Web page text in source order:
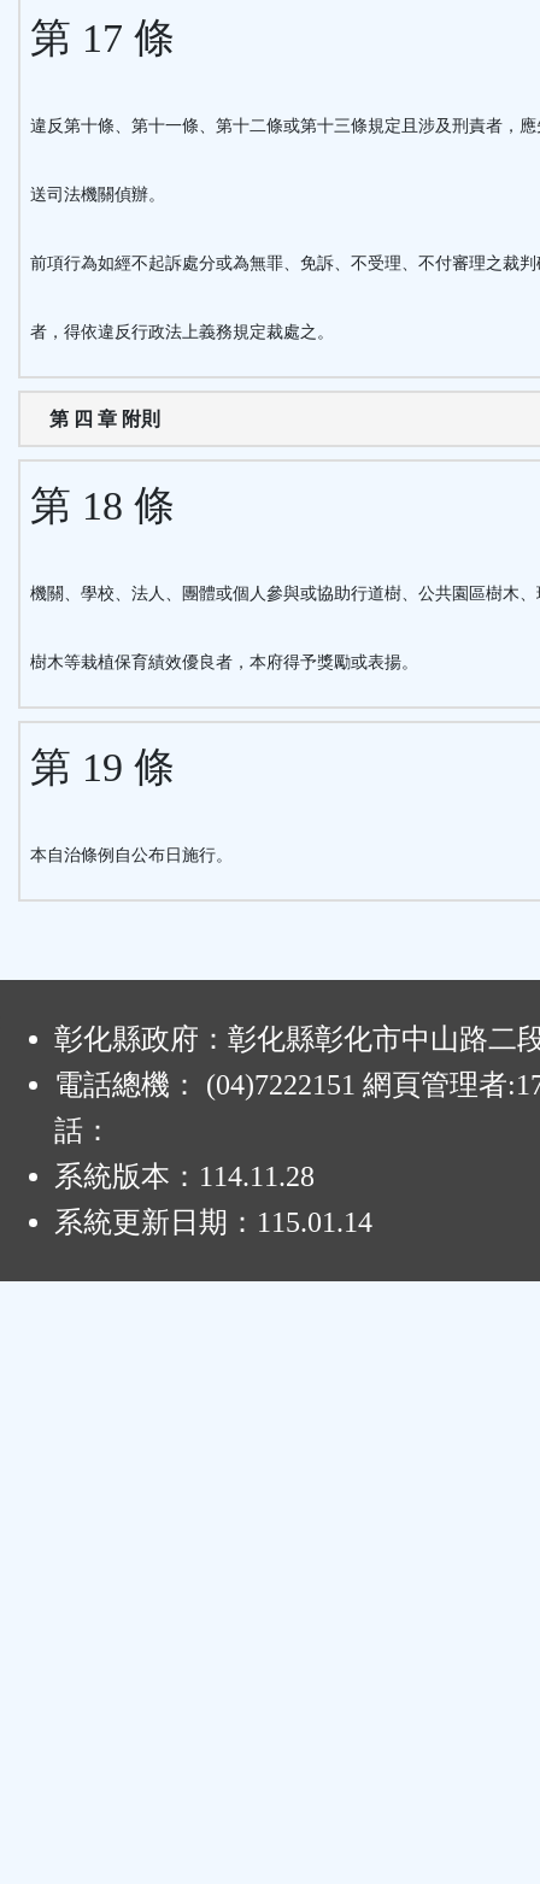
第 17 條
違反第十條、第十一條、第十二條或第十三條規定且涉及刑責者，應
送司法機關偵辦。
前項行為如經不起訴處分或為無罪、免訴、不受理、不付審理之裁判
者，得依違反行政法上義務規定裁處之。
第 四 章 附則
第 18 條
機關、學校、法人、團體或個人參與或協助行道樹、公共園區樹木、
樹木等栽植保育績效優良者，本府得予獎勵或表揚。
第 19 條
本自治條例自公布日施行。
彰化縣政府：彰化縣彰化市中山路二
電話總機： (04)7222151 網頁管理者
話：
系統版本： 114.11.28
系統更新日期： 115.01.14